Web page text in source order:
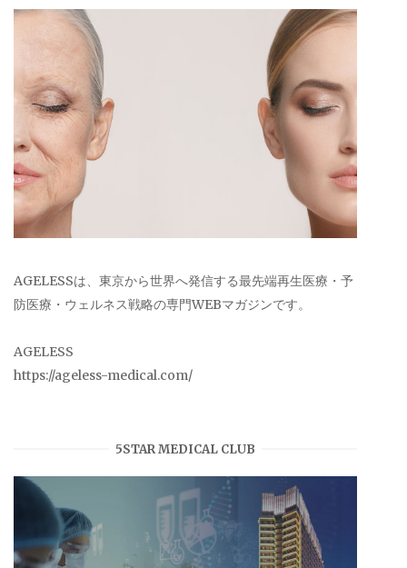
AGELESSは、東京から世界へ発信する最先端再生医療・予
防医療・ウェルネス戦略の専門WEBマガジンです。
AGELESS
https://ageless-medical.com/
5STAR MEDICAL CLUB